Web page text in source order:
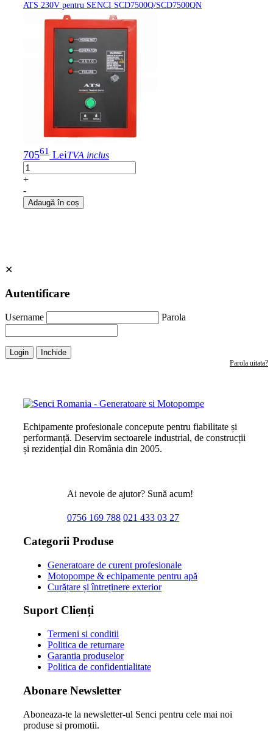
ATS 230V pentru SENCI SCD7500Q/SCD7500QN
70561 LeiTVA inclus
+
-
Adaugă în coș
✕
Autentificare
Username Parola
Login Inchide
Parola uitata?
Echipamente profesionale concepute pentru fiabilitate și
performanță. Deservim sectoarele industrial, de construcții
și rezidențial din România din 2005.
Ai nevoie de ajutor? Sună acum!
0756 169 788 021 433 03 27
Categorii Produse
Generatoare de curent profesionale
Motopompe & echipamente pentru apă
Curățare și întreținere exterior
Suport Clienți
Termeni si conditii
Politica de returnare
Garantia produselor
Politica de confidentialitate
Abonare Newsletter
Aboneaza-te la newsletter-ul Senci pentru cele mai noi
produse si promotii.